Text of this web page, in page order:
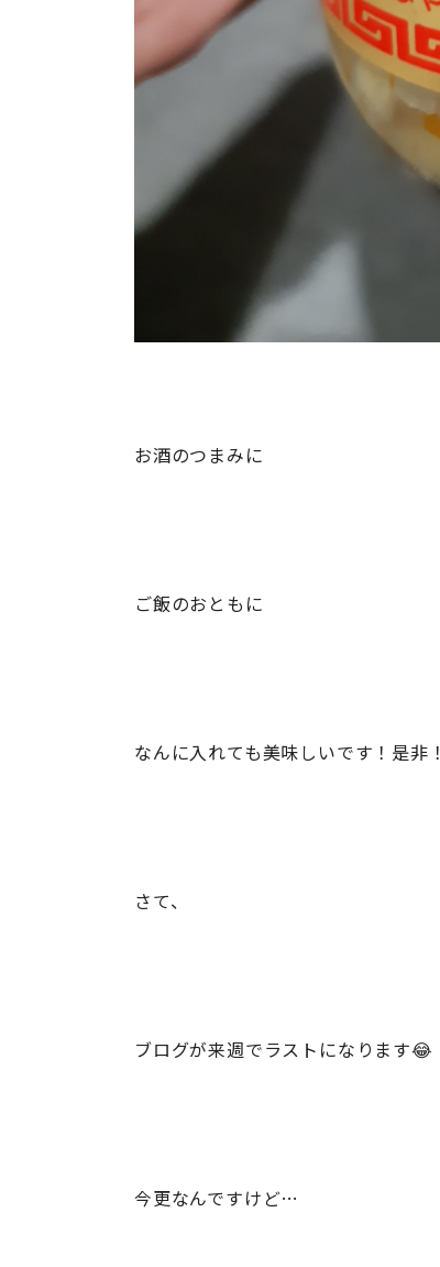
お酒のつまみに
ご飯のおともに
なんに入れても美味しいです！是非！
さて、
ブログが来週でラストになります😂
今更なんですけど…